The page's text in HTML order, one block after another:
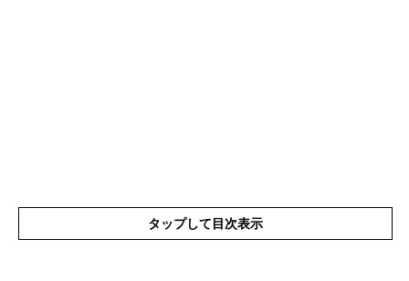
タップして目次表示